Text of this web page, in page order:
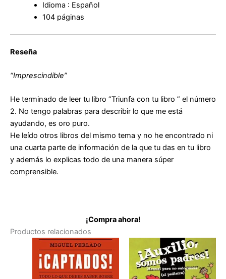
Idioma : Español
104 páginas
Reseña
“Imprescindible”
He terminado de leer tu libro “Triunfa con tu libro ” el número
2. No tengo palabras para describir lo que me está
ayudando, es oro puro.
He leído otros libros del mismo tema y no he encontrado ni
una cuarta parte de información de la que tu das en tu libro
y además lo explicas todo de una manera súper
comprensible.
¡Compra ahora!
Productos relacionados